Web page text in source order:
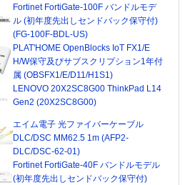
Fortinet FortiGate-100F バンドルモデ
ル (初年度先出しセンドバック保守付)
(FG-100F-BDL-US)
PLAT'HOME OpenBlocks IoT FX1/E
H/W保守及びサブスクリプション1年付
属 (OBSFX1/E/D11/H1S1)
LENOVO 20X2SC8G00 ThinkPad L14
Gen2 (20X2SC8G00)
エイム電子 光ファイバーケーブル
DLC/DSC MM62.5 1m (AFP2-
DLC/DSC-62-01)
Fortinet FortiGate-40F バンドルモデル
(初年度先出しセンドバック保守付)